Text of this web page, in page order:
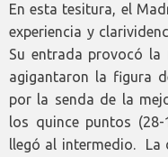
En esta tesitura, el
experiencia y
Su entrada provocó la
agigantaron la figura
por la senda de la
los quince puntos
llegó al intermedio. La